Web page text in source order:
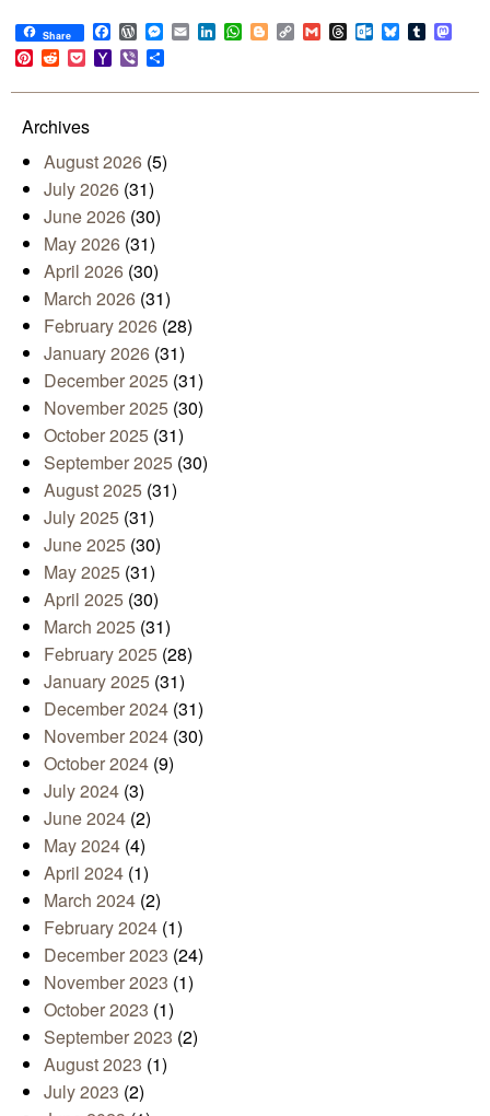
Share Facebook
WordPress
Messenger
EmailLinkedIn
WhatsApp
BloggerCopy
Link
GmailThreadsOutlook.com
BlueskyTumblr
Pinterest
RedditPocketYahoo
Mail
Viber
Archives
August 2026 (5)
July 2026 (31)
June 2026 (30)
May 2026 (31)
April 2026 (30)
March 2026 (31)
February 2026 (28)
January 2026 (31)
December 2025 (31)
November 2025 (30)
October 2025 (31)
September 2025 (30)
August 2025 (31)
July 2025 (31)
June 2025 (30)
May 2025 (31)
April 2025 (30)
March 2025 (31)
February 2025 (28)
January 2025 (31)
December 2024 (31)
November 2024 (30)
October 2024 (9)
July 2024 (3)
June 2024 (2)
May 2024 (4)
April 2024 (1)
March 2024 (2)
February 2024 (1)
December 2023 (24)
November 2023 (1)
October 2023 (1)
September 2023 (2)
August 2023 (1)
July 2023 (2)